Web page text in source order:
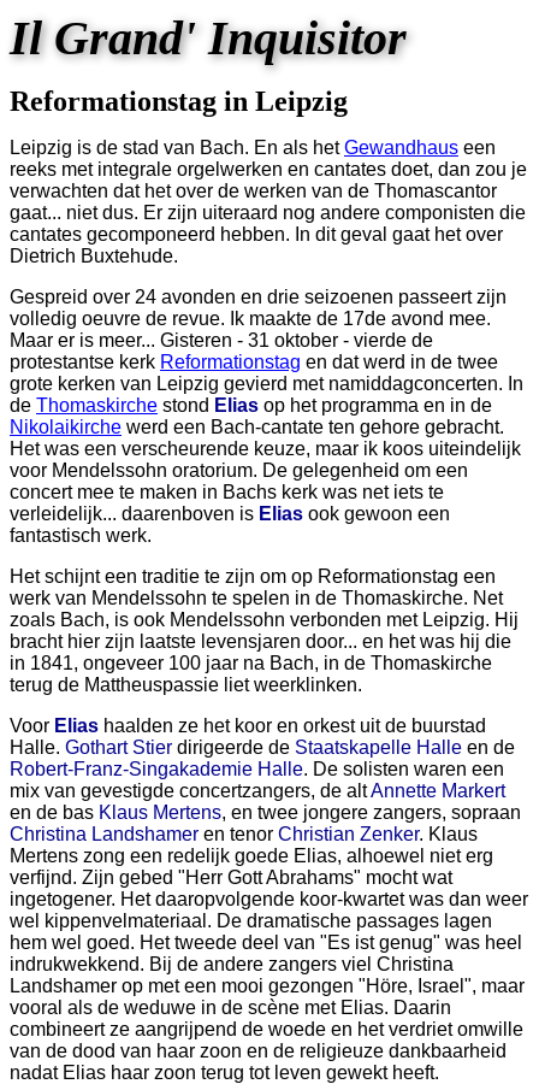
Il Grand' Inquisitor
Reformationstag in Leipzig
Leipzig is de stad van Bach. En als hetGewandhaus een
reeks met integrale orgelwerken en cantates doet, dan zou je
verwachten dat het over de werken van de Thomascantor
gaat... niet dus. Er zijn uiteraard nog andere componisten die
cantates gecomponeerd hebben. In dit geval gaat het over
Dietrich Buxtehude.
Gespreid over 24 avonden en drie seizoenen passeert zijn
volledig oeuvre de revue. Ik maakte de 17de avond mee.
Maar er is meer... Gisteren - 31 oktober - vierde de
protestantse kerk Reformationstag en dat werd in de twee
grote kerken van Leipzig gevierd met namiddagconcerten. In
de Thomaskirche stond Elias op het programma en in de
Nikolaikirche werd een Bach-cantate ten gehore gebracht.
Het was een verscheurende keuze, maar ik koos uiteindelijk
voor Mendelssohn oratorium. De gelegenheid om een
concert mee te maken in Bachs kerk was net iets te
verleidelijk... daarenboven is Elias ook gewoon een
fantastisch werk.
Het schijnt een traditie te zijn om op Reformationstag een
werk van Mendelssohn te spelen in de Thomaskirche. Net
zoals Bach, is ook Mendelssohn verbonden met Leipzig. Hij
bracht hier zijn laatste levensjaren door... en het was hij die
in 1841, ongeveer 100 jaar na Bach, in de Thomaskirche
terug de Mattheuspassie liet weerklinken.
Voor Elias haalden ze het koor en orkest uit de buurstad
Halle. Gothart Stier dirigeerde de Staatskapelle Halle en de
Robert-Franz-Singakademie Halle. De solisten waren een
mix van gevestigde concertzangers, de altAnnette Markert
en de bas Klaus Mertens, en twee jongere zangers, sopraan
Christina Landshamer en tenor Christian Zenker. Klaus
Mertens zong een redelijk goede Elias, alhoewel niet erg
verfijnd. Zijn gebed "Herr Gott Abrahams" mocht wat
ingetogener. Het daaropvolgende koor-kwartet was dan weer
wel kippenvelmateriaal. De dramatische passages lagen
hem wel goed. Het tweede deel van "Es ist genug" was heel
indrukwekkend. Bij de andere zangers viel Christina
Landshamer op met een mooi gezongen "Höre, Israel", maar
vooral als de weduwe in de scène met Elias. Daarin
combineert ze aangrijpend de woede en het verdriet omwille
van de dood van haar zoon en de religieuze dankbaarheid
nadat Elias haar zoon terug tot leven gewekt heeft.